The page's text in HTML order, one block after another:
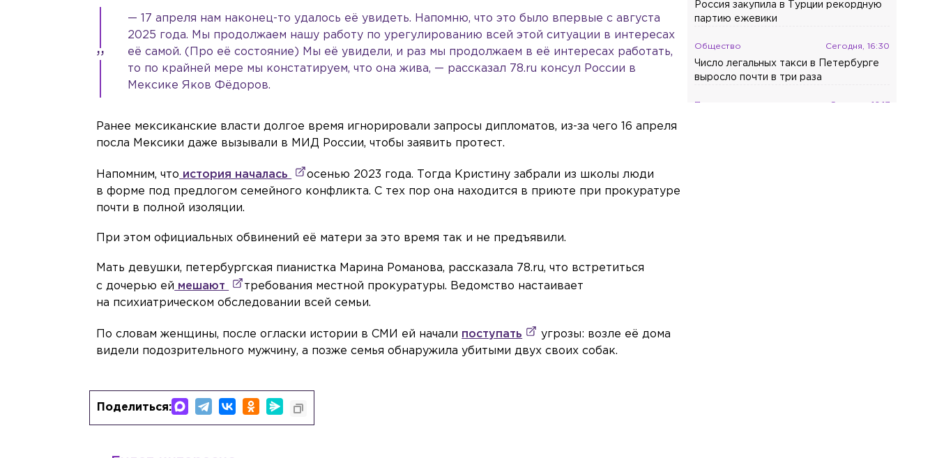
— 17 апреля нам наконец-то удалось её увидеть. Напомню, что это было впервые с августа
2025 года. Мы продолжаем нашу работу по урегулированию всей этой ситуации в интересах
её самой. (Про её состояние) Мы её увидели, и раз мы продолжаем в её интересах работать,
то по крайней мере мы констатируем, что она жива, — рассказал 78.ru консул России в
Мексике Яков Фёдоров.
Ранее мексиканские власти долгое время игнорировали запросы дипломатов, из-за чего 16 апреля
посла Мексики даже вызывали в МИД России, чтобы заявить протест.
Напомним, что история началась
осенью 2023 года. Тогда Кристину забрали из школы люди
в форме под предлогом семейного конфликта. С тех пор она находится в приюте при прокуратуре
почти в полной изоляции.
При этом официальных обвинений её матери за это время так и не предъявили.
Мать девушки, петербургская пианистка Марина Романова, рассказала 78.ru, что встретиться
с дочерью ей мешают
требования местной прокуратуры. Ведомство настаивает
на психиатрическом обследовании всей семьи.
По словам женщины, после огласки истории в СМИ ей начали поступать
угрозы: возле её дома
видели подозрительного мужчину, а позже семья обнаружила убитыми двух своих собак.
Поделиться:
Россия закупила в Турции рекордную
партию ежевики
Общество Сегодня, 16:30
Число легальных такси в Петербурге
выросло почти в три раза
Происшествия Сегодня, 16:17